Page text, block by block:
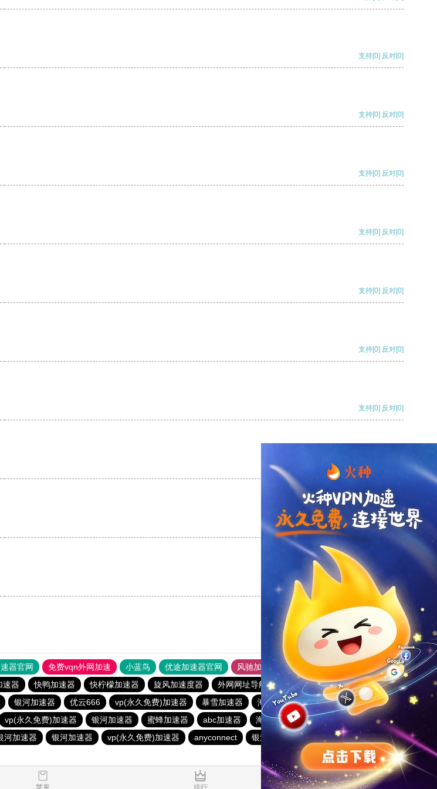
支持[0] 反对[0]
支持[0] 反对[0]
支持[0] 反对[0]
支持[0] 反对[0]
支持[0] 反对[0]
支持[0] 反对[0]
支持[0] 反对[0]
支持
支持[0] 反对[0]
支持[0] 反对[0]
器官网 免费vqn外网加速 小蓝鸟 优途加速器官网 风驰加速器
旋风加速器
速器 快鸭加速器 快柠檬加速器 旋风加速度器 外网网址导航 软件中心
青柠加速器
银河加速器 优云666 vp(永久免费)加速器 暴雪加速器 海外梯子官网 anyconnect
原子加速器
vp(永久免费)加速器 银河加速器 蜜蜂加速器 abc加速器 海鸥加速器 anyconnect
1元机场
河加速器 银河加速器 vp(永久免费)加速器 anyconnect 银河加速器 银河加速器
暴雪加速器
苹果 排行 推荐